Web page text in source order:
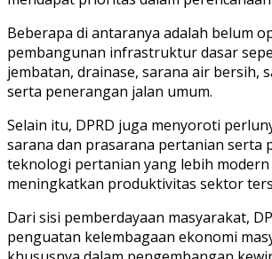
Beberapa di antaranya adalah belum
pembangunan infrastruktur dasar
jembatan, drainase, sarana air bersih,
serta penerangan jalan umum.
Selain itu, DPRD juga menyoroti
sarana dan prasarana pertanian serta
teknologi pertanian yang lebih
meningkatkan produktivitas sektor
Dari sisi pemberdayaan masyarakat,
penguatan kelembagaan ekonomi